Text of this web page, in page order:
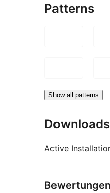
Patterns
Show all patterns
Active
Bewertungen